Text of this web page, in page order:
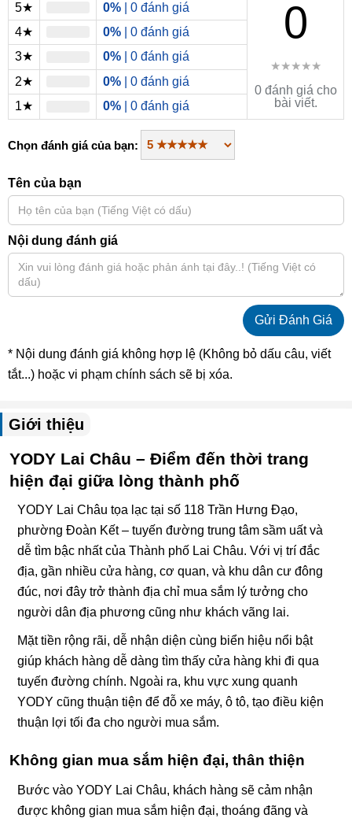
5★ 0% | 0 đánh giá 0
★★★★★
0 đánh giá cho
bài viết.
4★ 0% | 0 đánh giá
3★
0% | 0 đánh giá
2★
0% | 0 đánh giá
1★
0% | 0 đánh giá
Chọn đánh giá của bạn:
Tên của bạn
Nội dung đánh giá
* Nội dung đánh giá không hợp lệ (Không bỏ dấu câu, viết
tắt...) hoặc vi phạm chính sách sẽ bị xóa.
Giới thiệu
YODY Lai Châu – Điểm đến thời trang
hiện đại giữa lòng thành phố
YODY Lai Châu tọa lạc tại số 118 Trần Hưng Đạo,
phường Đoàn Kết – tuyến đường trung tâm sầm uất và
dễ tìm bậc nhất của Thành phố Lai Châu. Với vị trí đắc
địa, gần nhiều cửa hàng, cơ quan, và khu dân cư đông
đúc, nơi đây trở thành địa chỉ mua sắm lý tưởng cho
người dân địa phương cũng như khách vãng lai.
Mặt tiền rộng rãi, dễ nhận diện cùng biển hiệu nổi bật
giúp khách hàng dễ dàng tìm thấy cửa hàng khi đi qua
tuyến đường chính. Ngoài ra, khu vực xung quanh
YODY cũng thuận tiện để đỗ xe máy, ô tô, tạo điều kiện
thuận lợi tối đa cho người mua sắm.
Không gian mua sắm hiện đại, thân thiện
Bước vào YODY Lai Châu, khách hàng sẽ cảm nhận
được không gian mua sắm hiện đại, thoáng đãng và